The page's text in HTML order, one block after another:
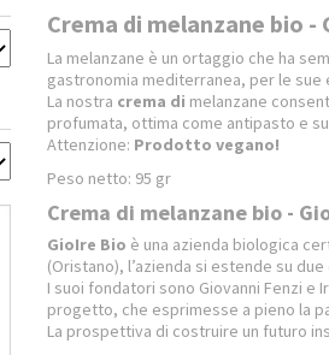
Crema di melanzane bio
La melanzane è un ortaggio che ha
gastronomia mediterranea, per le
La nostra crema di melanzane
profumata, ottima come antipasto e
Attenzione: Prodotto vegano!
Peso netto: 95 gr
Crema di melanzane bio -
GioIre Bio è una azienda biologica
(Oristano), l’azienda si estende su
I suoi fondatori sono Giovanni Fenzi e
progetto, che esprimesse a pieno la
La prospettiva di costruire un futuro